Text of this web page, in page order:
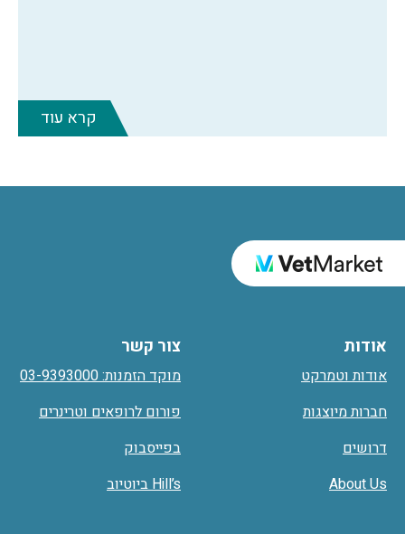
קרא עוד
אודות
אודות וטמרקט
חברות מיוצגות
דרושים
About Us
צור קשר
מוקד הזמנות: 03-9393000
פורום לרופאים וטרינרים
בפייסבוק
Hill’s ביוטיוב